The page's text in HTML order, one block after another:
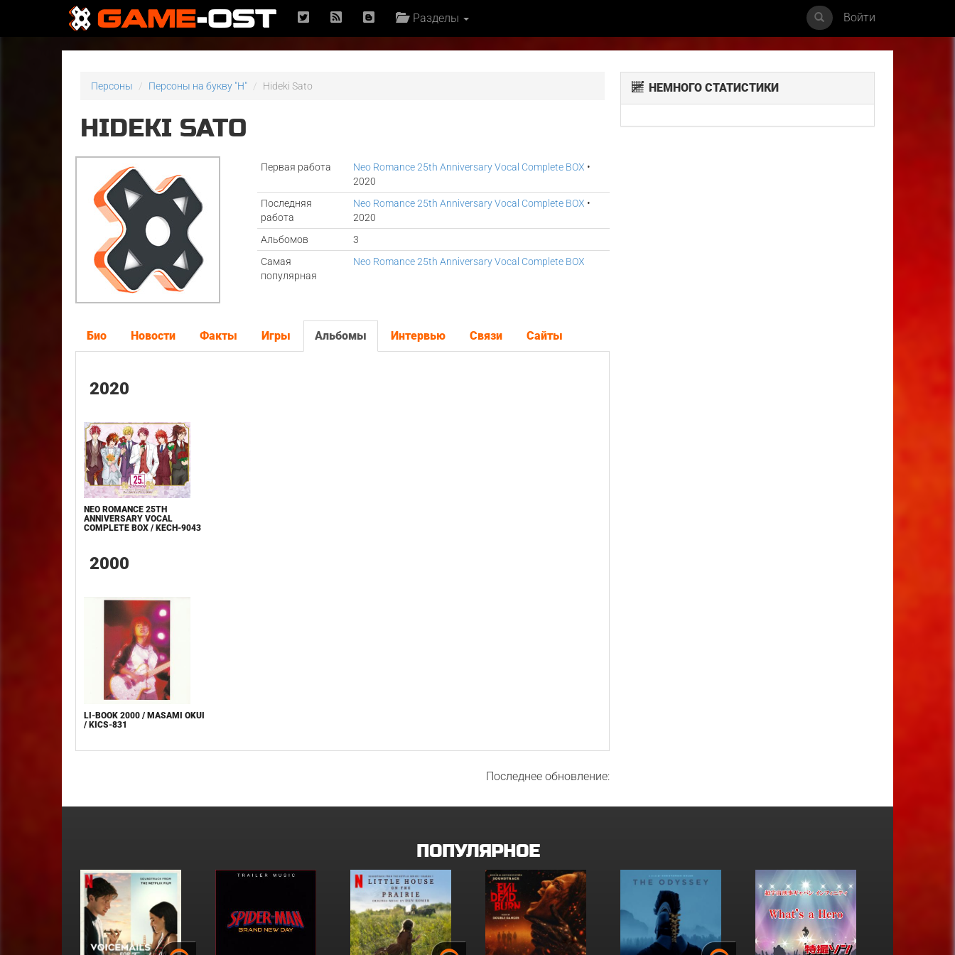
Разделы Войти
Персоны Персоны на букву "H" Hideki Sato
HIDEKI SATO
Первая работа Neo Romance 25th Anniversary Vocal Complete BOX •
2020
Последняя
работа
Neo Romance 25th Anniversary Vocal Complete BOX •
2020
Альбомов
3
Самая
популярная
Neo Romance 25th Anniversary Vocal Complete BOX
Био Новости Факты Игры Альбомы Интервью Связи Сайты
2020
NEO ROMANCE 25TH
ANNIVERSARY VOCAL
COMPLETE BOX / KECH-9043
2000
LI-BOOK 2000 / MASAMI OKUI
/ KICS-831
Последнее обновление:
НЕМНОГО СТАТИСТИКИ
ПОПУЛЯРНОЕ